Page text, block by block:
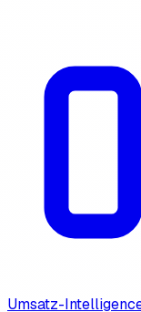
Umsatz-